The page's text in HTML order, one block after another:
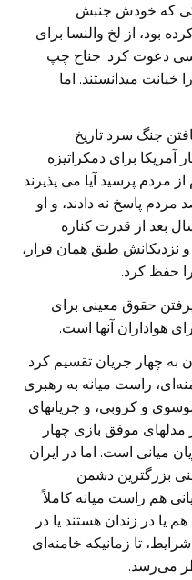
که خودش جنبش
بود، از لخ والنسا برای
دعوت کرد. جناح چپ
خیانت میدانستند. اما
جنگ سرد تاریخ
برای دمکراتیزه
مردم پرسید آیا می پذیرند
بماند یا نه. ۵۴ درصد مردم پاسخ نه دادند، و او
بعد از قدرت کناره
نزدیکانش طبق همان قرار،
حفظ کرد.
حقوق معینی برای
هواداران آنها است.
به چهار جریان تقسیم کرد
راست میانه به رهبری
و کروبی، و جریانهای
موفق بازی چهار
میانی است. اما در ایران
بزرگترین دشمن
هم راست میانه کاملاً
یا در زندان هستند یا در
تا زمانیکه خامنه‌ای
می‌رسد.